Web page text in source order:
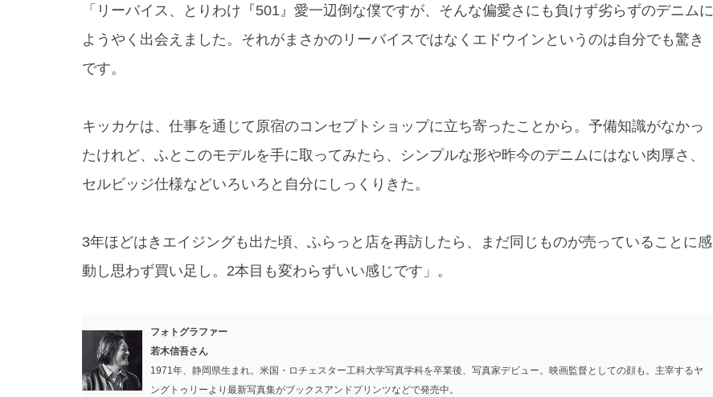
「リーバイス、とりわけ『501』愛一辺倒な僕ですが、そんな偏愛さにも負けず劣らずのデニムに
ようやく出会えました。それがまさかのリーバイスではなくエドウインというのは自分でも驚き
です。
キッカケは、仕事を通じて原宿のコンセプトショップに立ち寄ったことから。予備知識がなかっ
たけれど、ふとこのモデルを手に取ってみたら、シンプルな形や昨今のデニムにはない肉厚さ、
セルビッジ仕様などいろいろと自分にしっくりきた。
3年ほどはきエイジングも出た頃、ふらっと店を再訪したら、まだ同じものが売っていることに感
動し思わず買い足し。2本目も変わらずいい感じです」。
フォトグラファー
若木信吾さん
1971年、静岡県生まれ。米国・ロチェスター工科大学写真学科を卒業後、写真家デビュー。映画監督としての顔も。主宰するヤ
ングトゥリーより最新写真集がブックスアンドプリンツなどで発売中。